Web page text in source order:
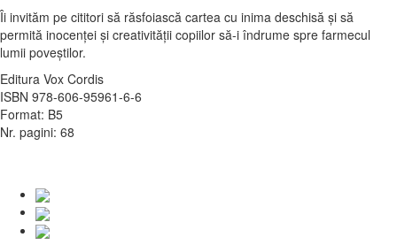
Îi invităm pe cititori să răsfoiască cartea cu inima deschisă și să
permită inocenței și creativității copiilor să-i îndrume spre farmecul
lumii poveștilor.
Editura Vox Cordis
ISBN 978-606-95961-6-6
Format: B5
Nr. pagini: 68